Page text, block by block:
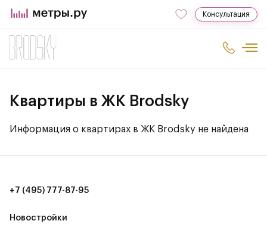
Консультация
Квартиры в ЖК Brodsky
Информация о квартирах в ЖК Brodsky не найдена
Новостройки
+7 (495) 777-87-95